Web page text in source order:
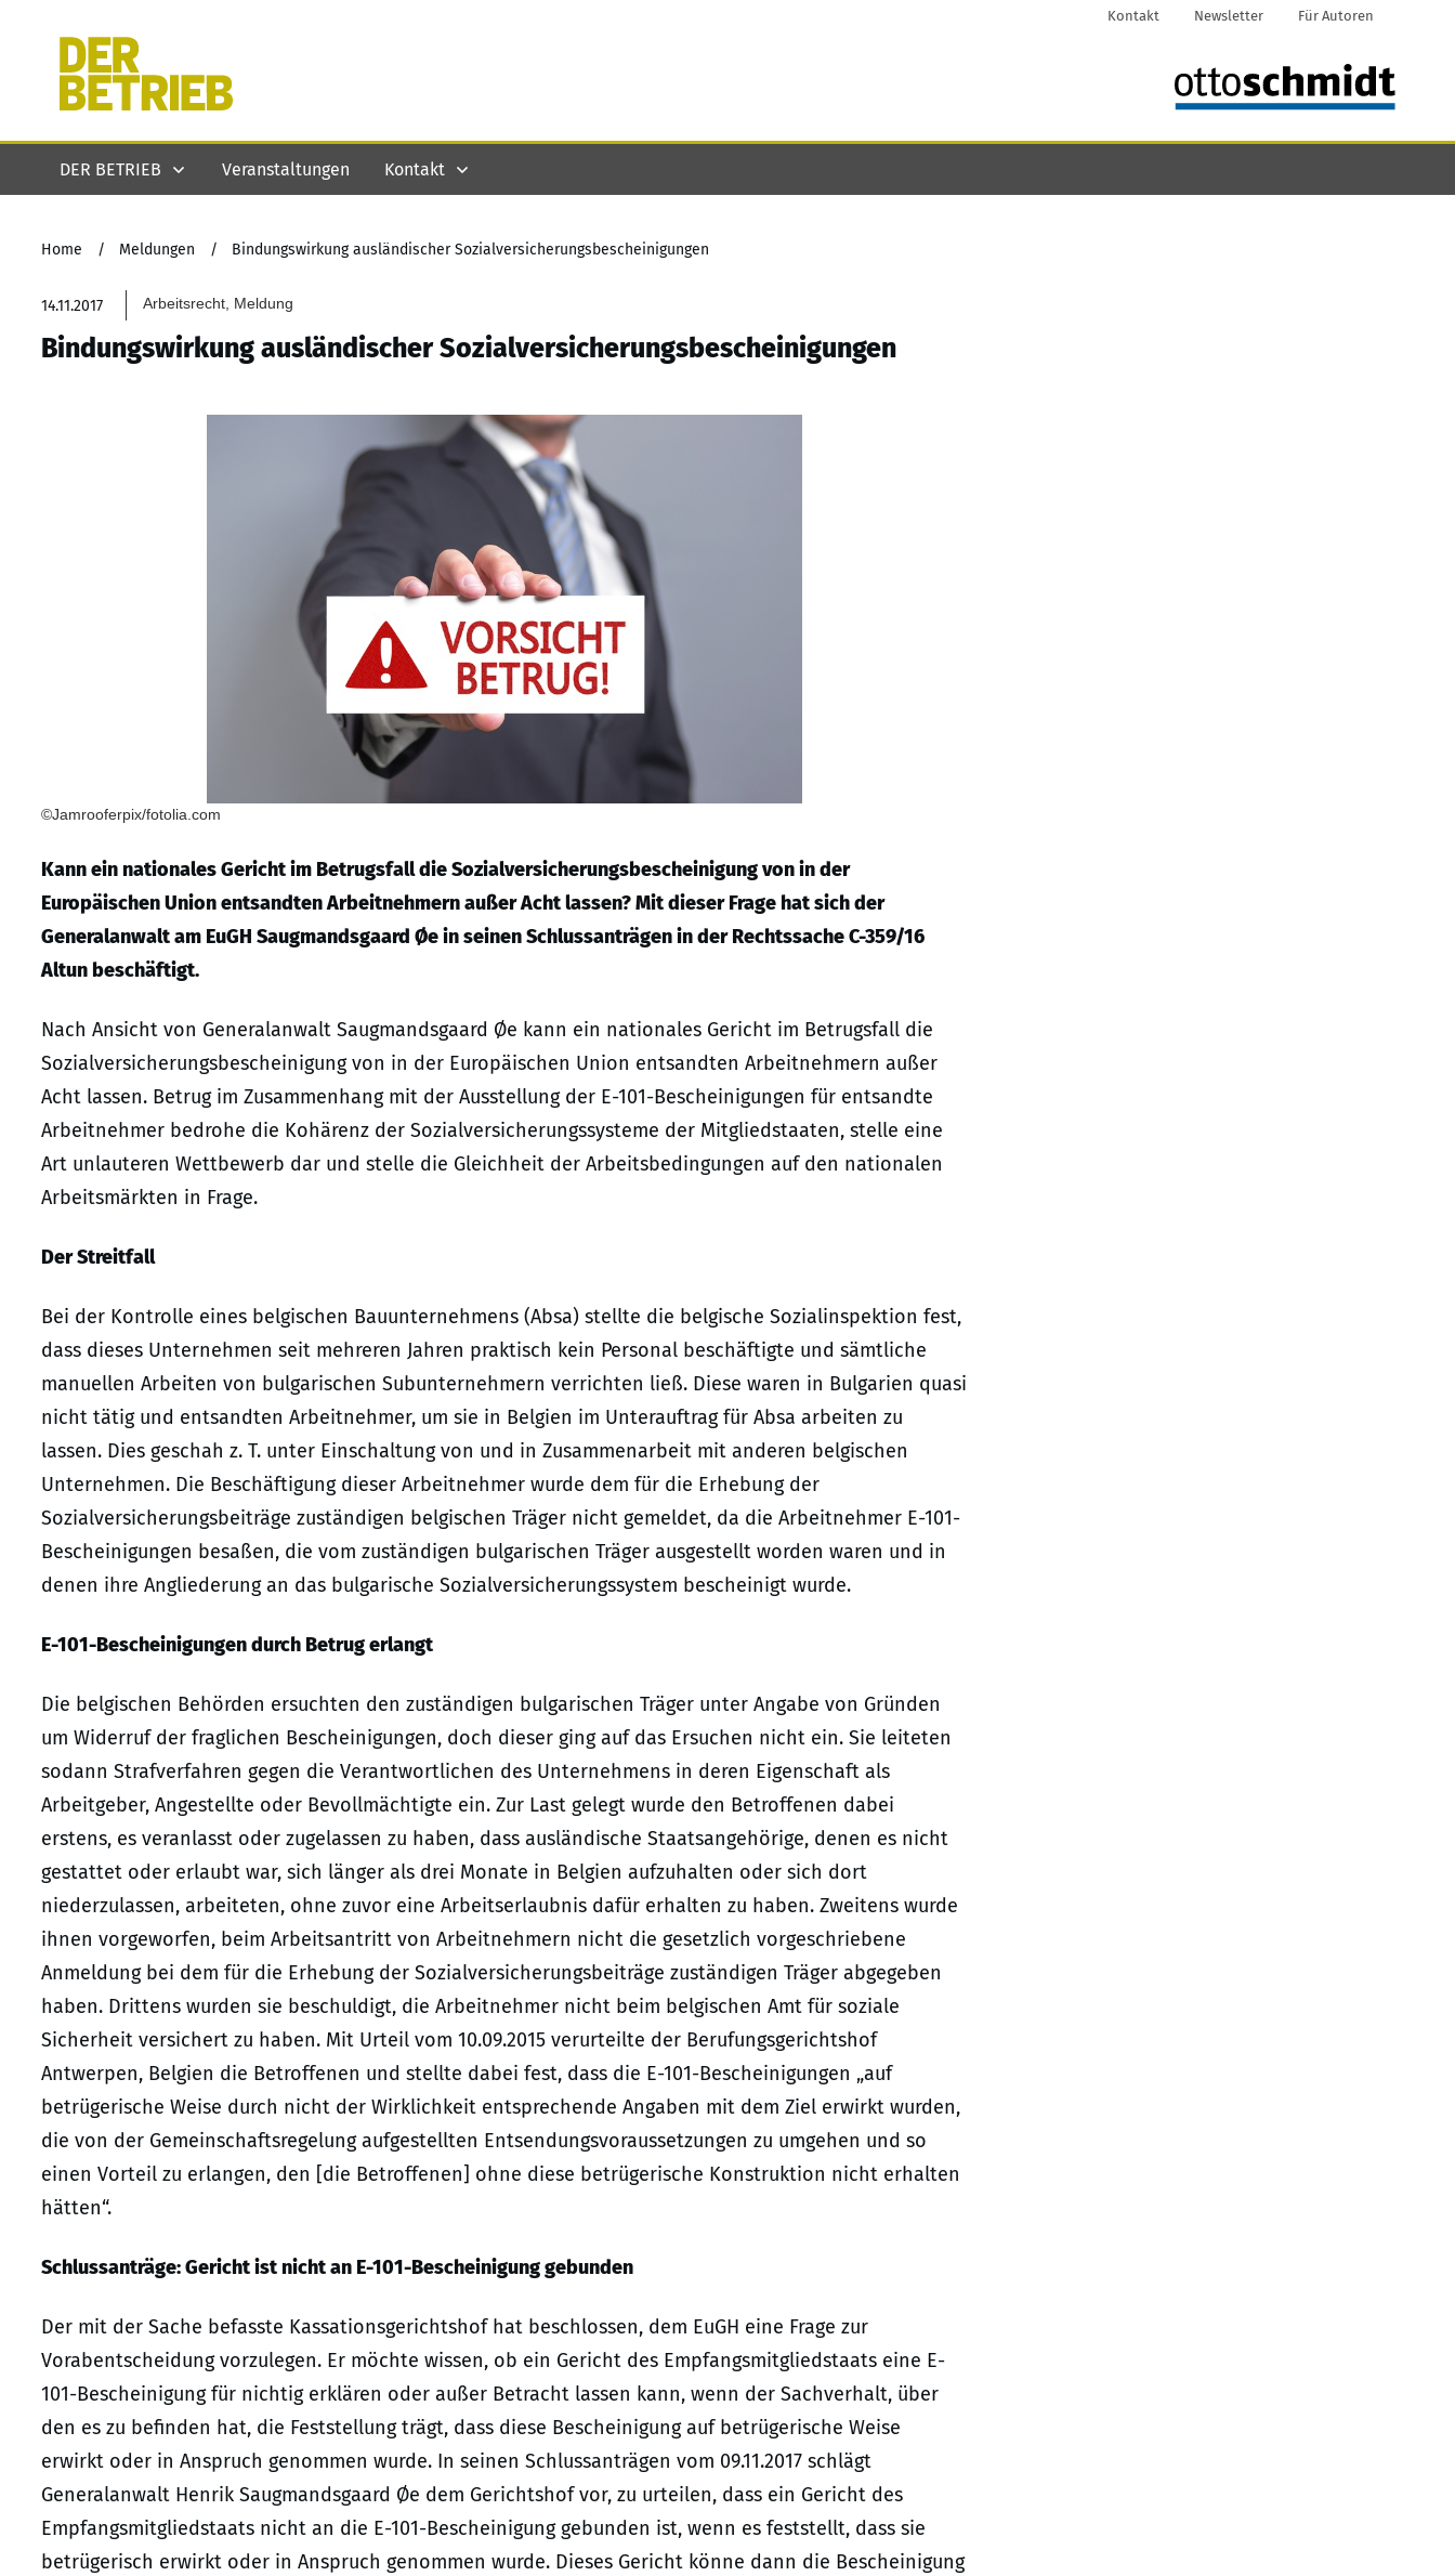
Kontakt Newsletter Für Autoren
DER BETRIEB Veranstaltungen Kontakt
Home / Meldungen / Bindungswirkung ausländischer Sozialversicherungsbescheinigungen
14.11.2017 Arbeitsrecht, Meldung
Bindungswirkung ausländischer Sozialversicherungsbescheinigungen
©Jamrooferpix/fotolia.com
Kann ein nationales Gericht im Betrugsfall die Sozialversicherungsbescheinigung von in der
Europäischen Union entsandten Arbeitnehmern außer Acht lassen? Mit dieser Frage hat sich der
Generalanwalt am EuGH Saugmandsgaard Øe in seinen Schlussanträgen in der Rechtssache C-359/16
Altun beschäftigt.
Nach Ansicht von Generalanwalt Saugmandsgaard Øe kann ein nationales Gericht im Betrugsfall die
Sozialversicherungsbescheinigung von in der Europäischen Union entsandten Arbeitnehmern außer
Acht lassen. Betrug im Zusammenhang mit der Ausstellung der E-101-Bescheinigungen für entsandte
Arbeitnehmer bedrohe die Kohärenz der Sozialversicherungssysteme der Mitgliedstaaten, stelle eine
Art unlauteren Wettbewerb dar und stelle die Gleichheit der Arbeitsbedingungen auf den nationalen
Arbeitsmärkten in Frage.
Der Streitfall
Bei der Kontrolle eines belgischen Bauunternehmens (Absa) stellte die belgische Sozialinspektion fest,
dass dieses Unternehmen seit mehreren Jahren praktisch kein Personal beschäftigte und sämtliche
manuellen Arbeiten von bulgarischen Subunternehmern verrichten ließ. Diese waren in Bulgarien quasi
nicht tätig und entsandten Arbeitnehmer, um sie in Belgien im Unterauftrag für Absa arbeiten zu
lassen. Dies geschah z. T. unter Einschaltung von und in Zusammenarbeit mit anderen belgischen
Unternehmen. Die Beschäftigung dieser Arbeitnehmer wurde dem für die Erhebung der
Sozialversicherungsbeiträge zuständigen belgischen Träger nicht gemeldet, da die Arbeitnehmer E-101-
Bescheinigungen besaßen, die vom zuständigen bulgarischen Träger ausgestellt worden waren und in
denen ihre Angliederung an das bulgarische Sozialversicherungssystem bescheinigt wurde.
E-101-Bescheinigungen durch Betrug erlangt
Die belgischen Behörden ersuchten den zuständigen bulgarischen Träger unter Angabe von Gründen
um Widerruf der fraglichen Bescheinigungen, doch dieser ging auf das Ersuchen nicht ein. Sie leiteten
sodann Strafverfahren gegen die Verantwortlichen des Unternehmens in deren Eigenschaft als
Arbeitgeber, Angestellte oder Bevollmächtigte ein. Zur Last gelegt wurde den Betroffenen dabei
erstens, es veranlasst oder zugelassen zu haben, dass ausländische Staatsangehörige, denen es nicht
gestattet oder erlaubt war, sich länger als drei Monate in Belgien aufzuhalten oder sich dort
niederzulassen, arbeiteten, ohne zuvor eine Arbeitserlaubnis dafür erhalten zu haben. Zweitens wurde
ihnen vorgeworfen, beim Arbeitsantritt von Arbeitnehmern nicht die gesetzlich vorgeschriebene
Anmeldung bei dem für die Erhebung der Sozialversicherungsbeiträge zuständigen Träger abgegeben
haben. Drittens wurden sie beschuldigt, die Arbeitnehmer nicht beim belgischen Amt für soziale
Sicherheit versichert zu haben. Mit Urteil vom 10.09.2015 verurteilte der Berufungsgerichtshof
Antwerpen, Belgien die Betroffenen und stellte dabei fest, dass die E-101-Bescheinigungen „auf
betrügerische Weise durch nicht der Wirklichkeit entsprechende Angaben mit dem Ziel erwirkt wurden,
die von der Gemeinschaftsregelung aufgestellten Entsendungsvoraussetzungen zu umgehen und so
einen Vorteil zu erlangen, den [die Betroffenen] ohne diese betrügerische Konstruktion nicht erhalten
hätten“.
Schlussanträge: Gericht ist nicht an E-101-Bescheinigung gebunden
Der mit der Sache befasste Kassationsgerichtshof hat beschlossen, dem EuGH eine Frage zur
Vorabentscheidung vorzulegen. Er möchte wissen, ob ein Gericht des Empfangsmitgliedstaats eine E-
101-Bescheinigung für nichtig erklären oder außer Betracht lassen kann, wenn der Sachverhalt, über
den es zu befinden hat, die Feststellung trägt, dass diese Bescheinigung auf betrügerische Weise
erwirkt oder in Anspruch genommen wurde. In seinen Schlussanträgen vom 09.11.2017 schlägt
Generalanwalt Henrik Saugmandsgaard Øe dem Gerichtshof vor, zu urteilen, dass ein Gericht des
Empfangsmitgliedstaats nicht an die E-101-Bescheinigung gebunden ist, wenn es feststellt, dass sie
betrügerisch erwirkt oder in Anspruch genommen wurde. Dieses Gericht könne dann die Bescheinigung